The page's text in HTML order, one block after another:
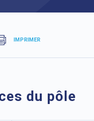
IMPRIMER
du pôle